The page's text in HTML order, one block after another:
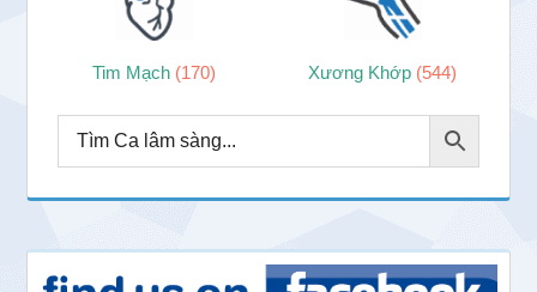
Tim Mạch (170) Xương Khớp (544)